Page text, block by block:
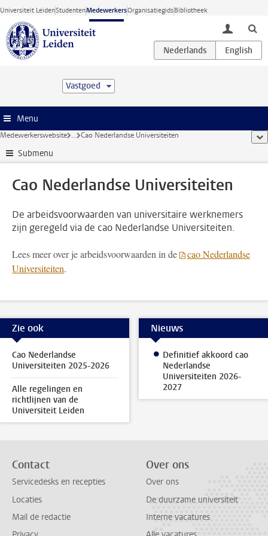
Ga direct naar de inhoud
Universiteit LeidenStudentenMedewerkersOrganisatiegidsBibliotheek
toggle
Vastgoed
Menu
Medewerkerswebsite ... Cao Nederlandse Universiteiten
Submenu
Cao Nederlandse Universiteiten
De arbeidsvoorwaarden van universitaire werknemers
zijn geregeld via de cao Nederlandse Universiteiten.
Lees meer over je arbeidsvoorwaarden in de
cao Nederlandse
Universiteiten.
Zie ook
Cao Nederlandse
Universiteiten 2025-2026
Alle regelingen en
richtlijnen van de
Universiteit Leiden
Nieuws
Definitief akkoord cao
Nederlandse
Universiteiten 2026-
2027
Contact
Servicedesks en recepties
Locaties
Mail de redactie
Over ons
Over ons
De duurzame universiteit
Interne vacatures